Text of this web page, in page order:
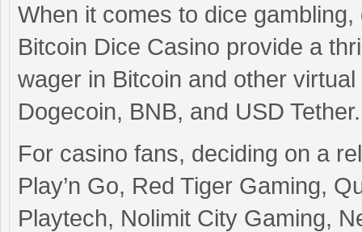
When it comes to dice
Bitcoin Dice Casino provide a
wager in Bitcoin and other
Dogecoin, BNB, and USD Tether.
For casino fans, deciding on a
Play’n Go, Red Tiger Gaming,
Playtech, Nolimit City Gaming,